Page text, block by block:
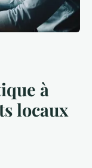
à
locaux